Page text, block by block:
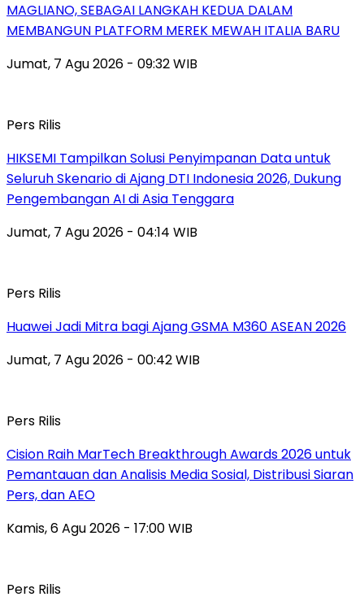
MAGLIANO, SEBAGAI LANGKAH KEDUA DALAM
MEMBANGUN PLATFORM MEREK MEWAH ITALIA BARU
Jumat, 7 Agu 2026 - 09:32 WIB
Pers Rilis
HIKSEMI Tampilkan Solusi Penyimpanan Data untuk
Seluruh Skenario di Ajang DTI Indonesia 2026, Dukung
Pengembangan AI di Asia Tenggara
Jumat, 7 Agu 2026 - 04:14 WIB
Pers Rilis
Huawei Jadi Mitra bagi Ajang GSMA M360 ASEAN 2026
Jumat, 7 Agu 2026 - 00:42 WIB
Pers Rilis
Cision Raih MarTech Breakthrough Awards 2026 untuk
Pemantauan dan Analisis Media Sosial, Distribusi Siaran
Pers, dan AEO
Kamis, 6 Agu 2026 - 17:00 WIB
Pers Rilis